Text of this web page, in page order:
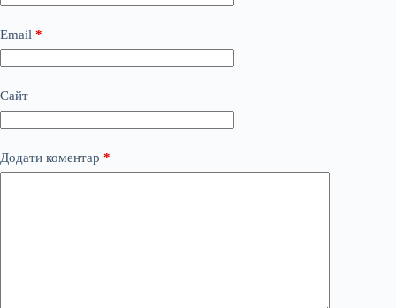
Email *
Сайт
Додати коментар *